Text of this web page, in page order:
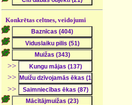
Konkrētas celtnes, veidojumi
>>
>>
>>